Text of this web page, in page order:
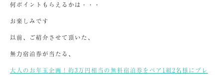
何ポイントもらえるかは・・・
お楽しみです
以前、ご紹介させて頂いた、
無力宿泊券が当たる、
大人のお年玉企画！約3万円相当の無料宿泊券をペア1組2名様にプレ